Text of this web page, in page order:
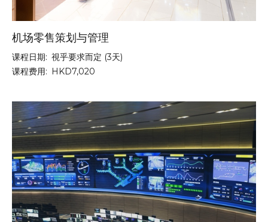
机场零售策划与管理
课程日期: 視乎要求而定 (3天)
课程费用: HKD7,020